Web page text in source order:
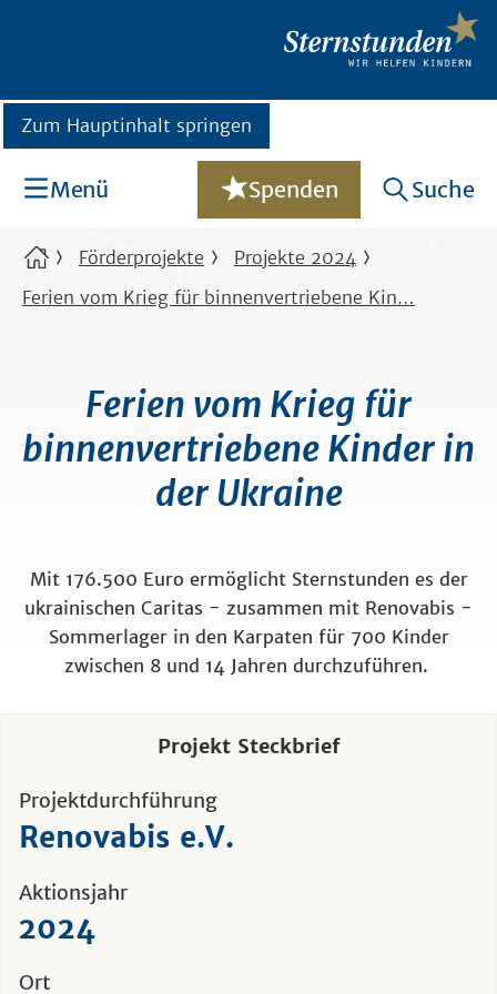
Zum Hauptinhalt springen
Menü Spenden Suche
Förderprojekte
Projekte 2024
Ferien vom Krieg für binnenvertriebene Kin…
Ferien vom Krieg für
binnenvertriebene Kinder in
der Ukraine
Mit 176.500 Euro ermöglicht Sternstunden es der
ukrainischen Caritas - zusammen mit Renovabis -
Sommerlager in den Karpaten für 700 Kinder
zwischen 8 und 14 Jahren durchzuführen.
Projekt Steckbrief
Projektdurchführung
Renovabis e.V.
Aktionsjahr
2024
Ort